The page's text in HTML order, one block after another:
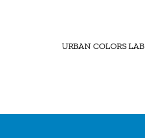
URBAN COLORS LAB